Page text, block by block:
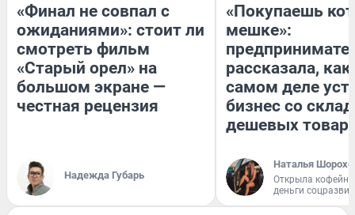
«Финал не совпал с
ожиданиями»: стоит ли
смотреть фильм
«Старый орел» на
большом экране —
честная рецензия
Надежда Губарь
«Покупаешь
мешке»:
рассказала, как
самом деле
бизнес со
дешевых
Наталья
Открыла
деньги